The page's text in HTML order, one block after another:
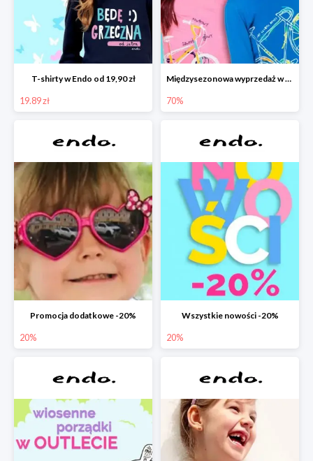
T-shirty w Endo od 19,90 zł
19.89 zł
Międzysezonowa wyprzedaż w Endo do -70%
70%
Promocja dodatkowe -20%
20%
Wszystkie nowości -20%
20%